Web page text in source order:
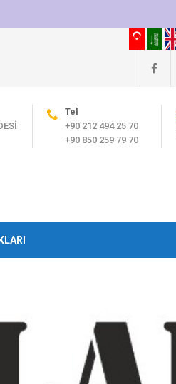
Tel
+90 212 494 25 70
+90 850 259 79 70